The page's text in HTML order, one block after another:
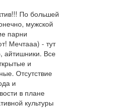
По большей
мужской
парни
Мечтааа) - тут
айтишники. Все
и
Отсутствие
и
в плане
культуры